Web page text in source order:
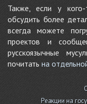
Также, если у
обсудить более
всегда можете
проектов и
русскоязычные
почитатьна
Реакции на